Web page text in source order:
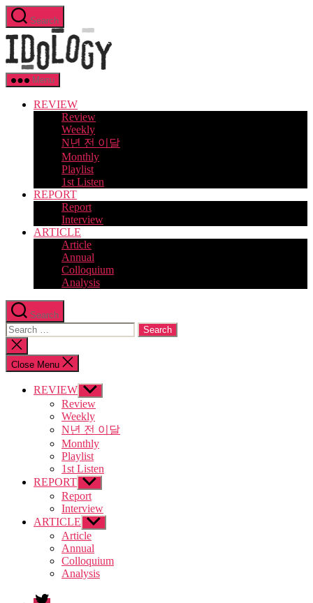
Skip
to
the
content
Search
Menu
REVIEW
Review
Weekly
N년 전 이달
Monthly
Playlist
1st Listen
REPORT
Report
Interview
ARTICLE
Article
Annual
Colloquium
Analysis
Search
Search
for:
Close
search
Close Menu
REVIEW Show
sub
menu
Review
Weekly
N년 전 이달
Monthly
Playlist
1st Listen
REPORT Show
sub
menu
Report
Interview
ARTICLE Show
sub
menu
Article
Annual
Colloquium
Analysis
twitter